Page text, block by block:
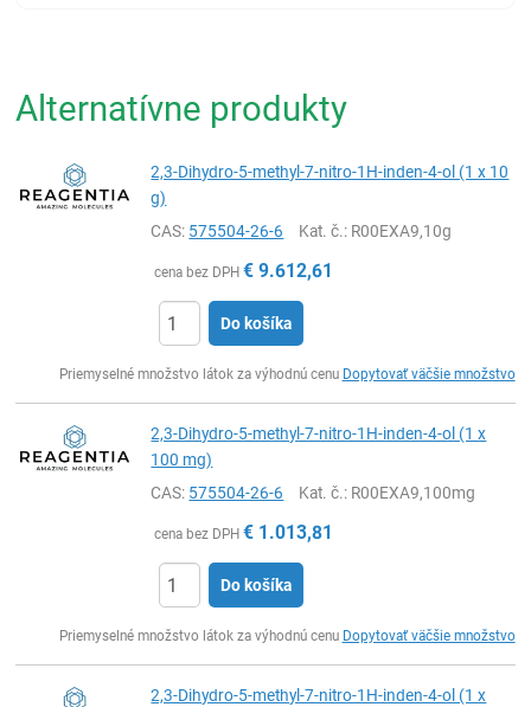
Alternatívne produkty
2,3-Dihydro-5-methyl-7-nitro-1H-inden-4-ol (1 x 10
g)
CAS: 575504-26-6 Kat. č.: R00EXA9,10g
cena bez DPH € 9.612,61
Do košíka
Priemyselné množstvo látok za výhodnú cenu Dopytovať väčšie množstvo
2,3-Dihydro-5-methyl-7-nitro-1H-inden-4-ol (1 x
100 mg)
CAS: 575504-26-6 Kat. č.: R00EXA9,100mg
cena bez DPH € 1.013,81
Do košíka
Priemyselné množstvo látok za výhodnú cenu Dopytovať väčšie množstvo
2,3-Dihydro-5-methyl-7-nitro-1H-inden-4-ol (1 x